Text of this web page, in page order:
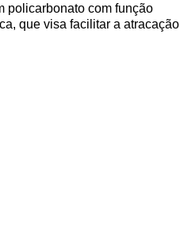
policarbonato com função
que visa facilitar a atracação